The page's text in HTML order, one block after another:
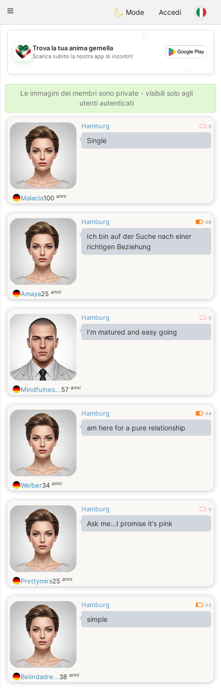
KuwaitChat
Toggle
Mode Accedi
💖
💕
Trova la tua anima gemella
Scarica subito la nostra app di incontri!
Le immagini dei membri sono private - visibili solo agli
utenti autenticati
Hamburg 0
Single
Malacia100 anni
Hamburg 0.6
Ich bin auf der Suche nach einer
richtigen Beziehung
Amaya25 anni
Hamburg 0
I’m matured and easy going
Mindfulnes...57 anni
Hamburg 0.4
am here for a pure relationship
Welber34 anni
Hamburg 0
Ask me...I promise it's pink
Prettymira25 anni
Hamburg 0.2
simple
Belindadre...38 anni